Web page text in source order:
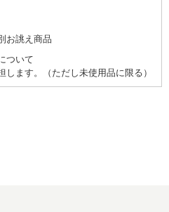
お誂え商品
ついて
ます。（ただし未使用品に限る）